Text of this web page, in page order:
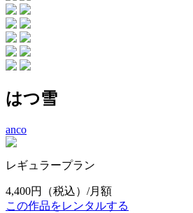
はつ雪
anco
レギュラープラン
4,400円
（税込）/月額
この作品をレンタルする